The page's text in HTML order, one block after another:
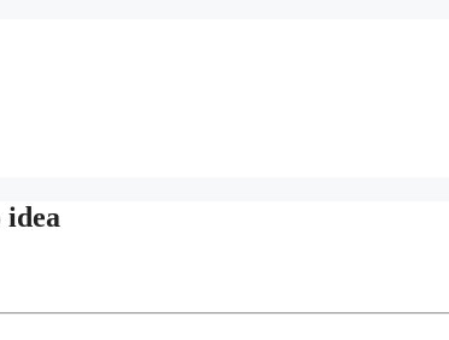
idea